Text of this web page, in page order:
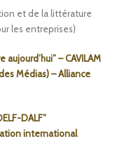
et de la littérature
les entreprises)
– CAVILAM
Médias) – Alliance
DALF”
international